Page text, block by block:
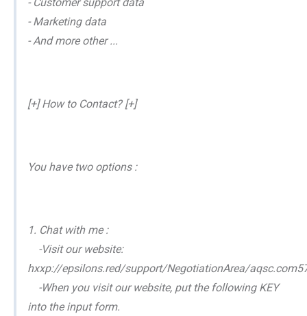
- Marketing data
- And more other ...
[+] How to Contact? [+]
You have two options :
1. Chat with me :
-Visit our website:
hxxp://epsilons.red/support/NegotiationArea/
-When you visit our website, put the following KEY
into the input form.